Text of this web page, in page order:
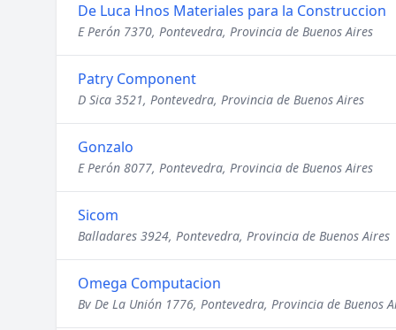
De Luca Hnos Materiales para la Construccion
E Perón 7370, Pontevedra, Provincia de Buenos Aires
Patry Component
D Sica 3521, Pontevedra, Provincia de Buenos Aires
Gonzalo
E Perón 8077, Pontevedra, Provincia de Buenos Aires
Sicom
Balladares 3924, Pontevedra, Provincia de Buenos Aires
Omega Computacion
Bv De La Unión 1776, Pontevedra, Provincia de Buenos